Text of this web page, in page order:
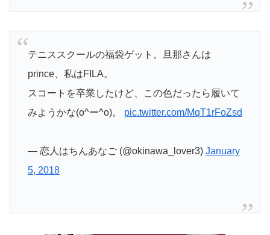
テニススクールの福袋ゲット。旦那さんは
prince、私はFILA。
スコートを卒業したけど、この色だったら履いて
みようかな(o^ー^o)。 pic.twitter.com/MqT1rFoZsd
— 恋人はちんあなご (@okinawa_lover3) January
5, 2018